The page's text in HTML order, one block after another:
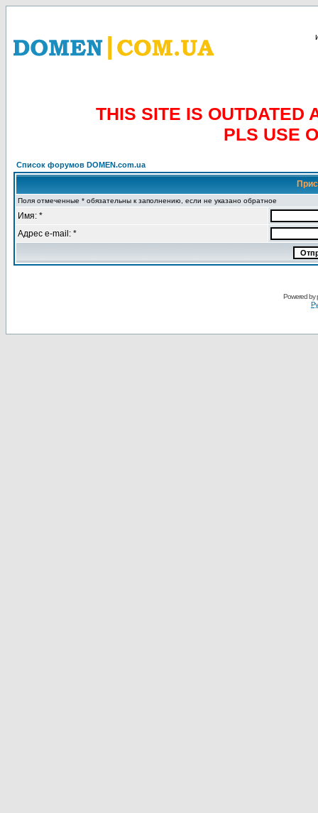
THIS SITE IS OUTDATED
PLS USE
Список форумов DOMEN.com.ua
Поля отмеченные * обязательны к заполнению, если не указано обратное
Имя: *
Адрес e-mail: *
Powered by